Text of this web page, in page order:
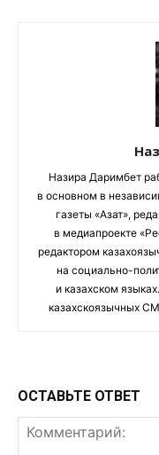
Назира Даримбет
в основном в
газеты «Азат»,
в медиапроекте
редактором
на социально-
и казахском
казахскоязычных
ОСТАВЬТЕ ОТВЕТ